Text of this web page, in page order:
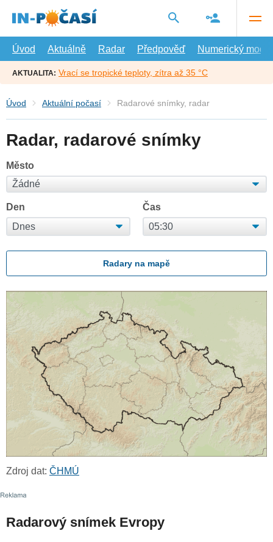
hlavní
Úvod
Aktuálně Radar Předpověď Numerický model
AKTUALITA: Vrací se tropické teploty, zítra až 35 °C
Úvod Aktuální počasí Radarové snímky, radar
Radar, radarové snímky
Město
Den Čas
Radary na mapě
Zdroj dat: ČHMÚ
Radarový snímek Evropy